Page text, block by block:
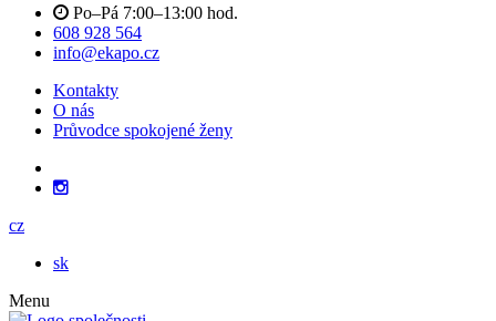
Po–Pá 7:00–13:00 hod.
608 928 564
info@ekapo.cz
Kontakty
O nás
Průvodce spokojené ženy
cz
sk
Menu